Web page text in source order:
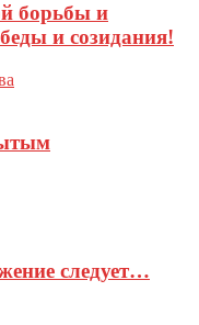
борьбы и
и созидания!
следует…